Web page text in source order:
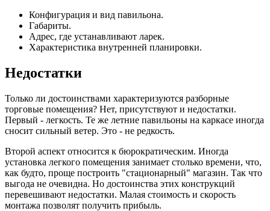
Конфигурация и вид павильона.
Габариты.
Адрес, где устанавливают ларек.
Характеристика внутренней планировки.
Недостатки
Только ли достоинствами характеризуются разборные
торговые помещения? Нет, присутствуют и недостатки.
Первый - легкость. Те же летние павильоны на каркасе иногда
сносит сильный ветер. Это - не редкость.
Второй аспект относится к бюрократическим. Иногда
установка легкого помещения занимает столько времени, что,
как будто, проще построить "стационарный" магазин. Так что
выгода не очевидна. Но достоинства этих конструкций
перевешивают недостатки. Малая стоимость и скорость
монтажа позволят получить прибыль.